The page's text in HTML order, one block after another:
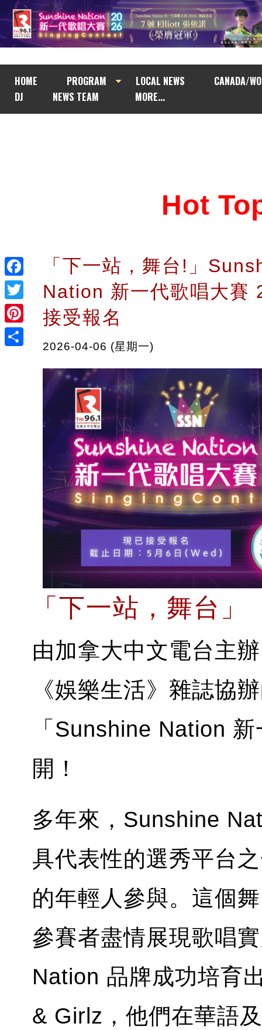
HOME PROGRAM LOCAL NEWS
CANADA/
DJ
NEWS TEAM MORE...
Facebook
Twitter
Pinterest
Hot
「下一站，舞台!」
Nation 新一代歌唱大賽
接受報名
2026-04-06 (星期一)
「下一站，舞台」
由加拿大中文電台主
《娛樂生活》雜誌協
「Sunshine Nation
開！
多年來，Sunshine
具代表性的選秀平台
的年輕人參與。這個
參賽者盡情展現歌唱
Nation 品牌成功培育
& Girlz，他們在華語